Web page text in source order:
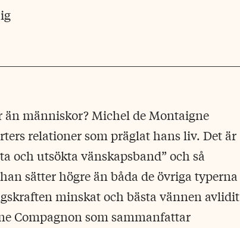
än människor? Michel de Montaigne
relationer som präglat hans liv. Det är
och utsökta vänskapsband” och så
sätter högre än båda de övriga typerna
minskat och bästa vännen avlidit
Compagnon som sammanfattar